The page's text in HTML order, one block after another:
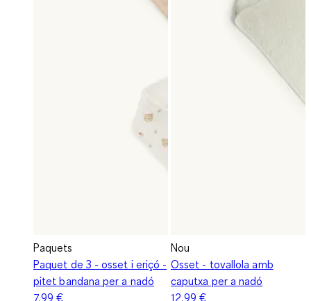
Paquets
Paquet de 3 - osset i eriçó -
pitet bandana per a nadó
7,99 €
Nou
Osset - tovallola amb
caputxa per a nadó
12,99 €